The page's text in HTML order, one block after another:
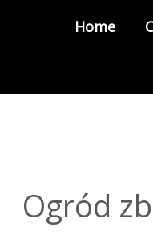
Home
Ogród